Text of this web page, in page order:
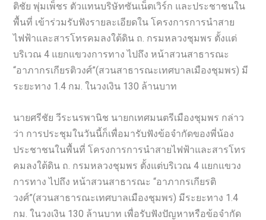
ติชัย พุ่มเพ็ชร ตัวแทนบริษัทซันเน็ตเวิร์ก และประชาชนใน
พื้นที่ เข้าร่วมรับฟังรายละเอียดใน โครงการการนำสาย
ไฟฟ้าและสารโทรคมลงใต้ดิน ถ. กรมหลวงชุมพร ตั้งแต่
บริเวณ 4 แยกแขวงการทาง ไปถึง หน้าสวนสาธารณะ
“อาภากรเกียรติวงศ์”(สวนสาธารณะเทศบาลเมืองชุมพร) มี
ระยะทาง 1.4 กม. ในวงเงิน 130 ล้านบาท
นายศรีชัย วีระนรพานิช นายกเทศมนตรีเมืองชุมพร กล่าว
ว่า การประชุมในวันนี้ก็เพื่อมารับฟังข้อจำกัดของพี่น้อง
ประชาชนในพื้นที่ โครงการการนำสายไฟฟ้าและสารโทร
คมลงใต้ดิน ถ. กรมหลวงชุมพร ตั้งแต่บริเวณ 4 แยกแขวง
การทาง ไปถึง หน้าสวนสาธารณะ “อาภากรเกียรติ
วงศ์”(สวนสาธารณะเทศบาลเมืองชุมพร) มีระยะทาง 1.4
กม. ในวงเงิน 130 ล้านบาท เพื่อรับฟังปัญหาหรือข้อจำกัด